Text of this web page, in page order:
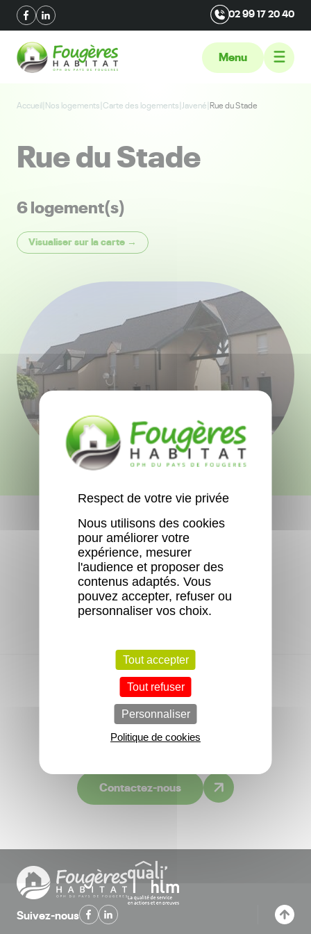
02 99 17 20 40
Menu
Accueil|Nos logements|Carte des logements| Javené|Rue du Stade
Rue du Stade
6 logement(s)
Visualiser sur la carte →
Aucun logement libre actuellement.
Vous avez une question ?
Contactez-nous
Suivez-nous
Respect de votre vie privée
Nous utilisons des cookies
pour améliorer votre
expérience, mesurer
l'audience et proposer des
contenus adaptés. Vous
pouvez accepter, refuser ou
personnaliser vos choix.
Tout accepter
Tout refuser
Personnaliser
Politique de cookies